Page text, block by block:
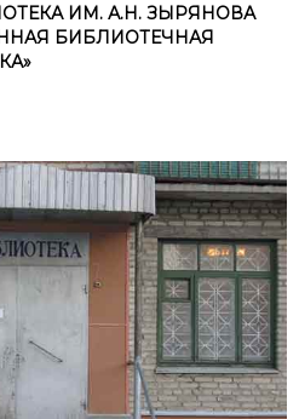
ИМ. А.Н. ЗЫРЯНОВА
БИБЛИОТЕЧНАЯ